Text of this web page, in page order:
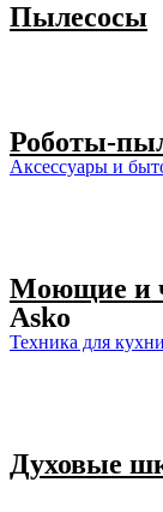
Пылесосы
Роботы-
Аксессуары и
Моющие и
Asko
Техника для кухни
Духовые